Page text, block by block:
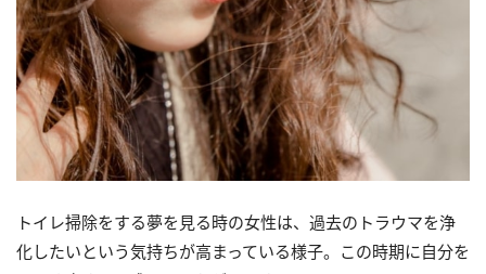
トイレ掃除をする夢を見る時の女性は、過去のトラウマを浄
化したいという気持ちが高まっている様子。この時期に自分を